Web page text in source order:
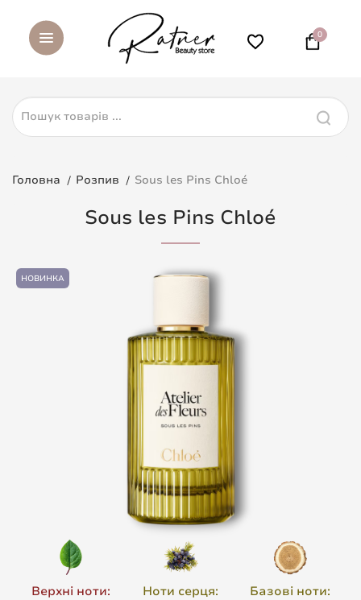
0
Головна Розпив Sous les Pins Chloé
Sous les Pins Chloé
НОВИНКА
Верхні ноти: Ноти серця: Базові ноти: